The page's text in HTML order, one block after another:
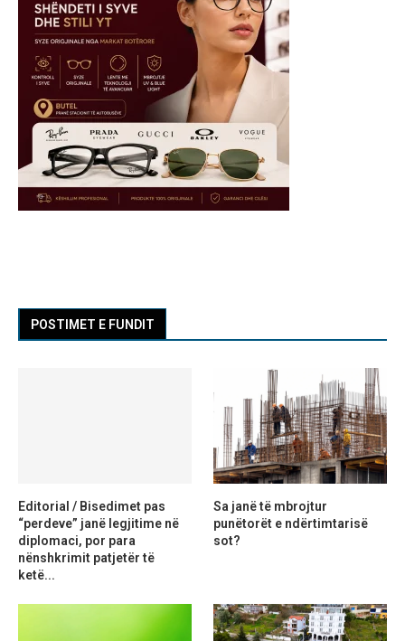
POSTIMET E FUNDIT
Editorial / Bisedimet pas
“perdeve” janë legjitime në
diplomaci, por para
nënshkrimit patjetër të
ketë...
Sa janë të mbrojtur
punëtorët e ndërtimtarisë
sot?